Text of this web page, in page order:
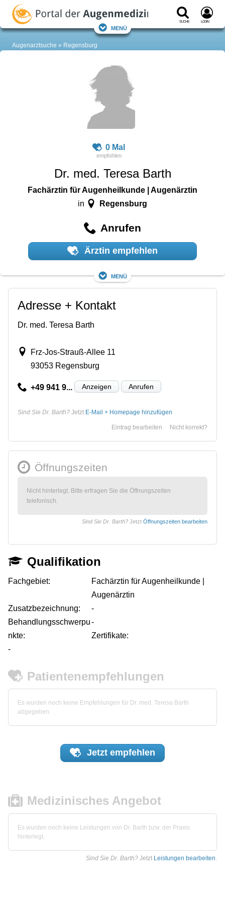
Suche Login
Menü
Augenarztsuche Regensburg
0 Mal
Dr. med. Teresa Barth
Fachärztin für Augenheilkunde | Augenärztin
in Regensburg
Anrufen
Ärztin empfehlen
Menü
Adresse + Kontakt
Dr. med. Teresa Barth
Frz-Jos-Strauß-Allee 11
93053 Regensburg
+49 941 9... Anzeigen Anrufen
Sind Sie Dr. Barth? Jetzt E-Mail + Homepage hinzufügen
Nicht korrekt?
Eintrag bearbeiten
Öffnungszeiten
Nicht hinterlegt. Bitte erfragen Sie die Öffnungszeiten
telefonisch.
Sind Sie Dr. Barth? Jetzt Öffnungszeiten bearbeiten
Qualifikation
Fachgebiet:
Fachärztin für Augenheilkunde |
Augenärztin
Zusatzbezeichnung:
-
Behandlungsschwerpu
nkte:
-
Zertifikate:
-
Patientenempfehlungen
Es wurden noch keine Empfehlungen für Dr. med. Teresa Barth
abgegeben.
Jetzt empfehlen
Medizinisches Angebot
Es wurden noch keine Leistungen von Dr. Barth bzw. der Praxis
hinterlegt.
Sind Sie Dr. Barth? Jetzt Leistungen bearbeiten.